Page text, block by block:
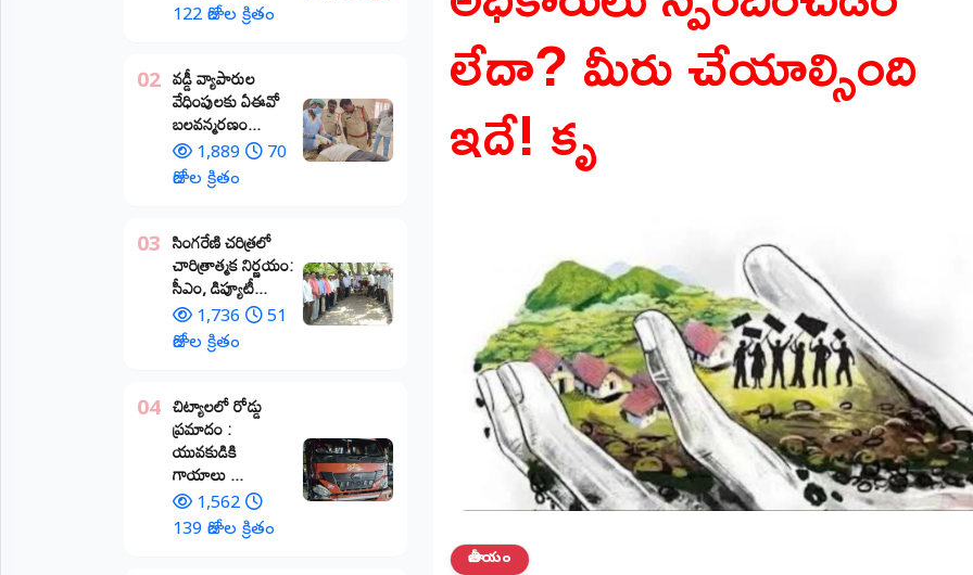
122 రోజుల క్రితం
02 వడ్డీ వ్యాపారుల
వేధింపులకు ఏఈవో
బలవన్మరణం...
1,889
70
రోజుల క్రితం
03 ​సింగరేణి చరిత్రలో
చారిత్రాత్మక నిర్ణయం:
సీఎం, డిప్యూటీ...
1,736
51
రోజుల క్రితం
04 చిట్యాలలో రోడ్డు
ప్రమాదం :
యువకుడికి
గాయాలు ​...
1,562
139 రోజుల క్రితం
లేదా? మీరు చేయాల్సింది
ఇదే! కృ
జాతీయం